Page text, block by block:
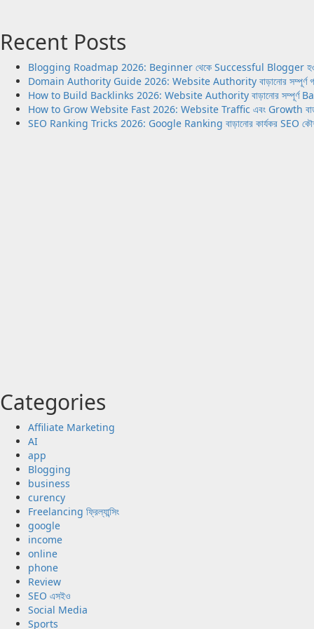
Recent Posts
Blogging Roadmap 2026: Beginner থেকে Successful Blogger হওয়ার
Domain Authority Guide 2026: Website Authority বাড়ানোর সম্পূর্ণ
How to Build Backlinks 2026: Website Authority বাড়ানোর সম্পূর্ণ
How to Grow Website Fast 2026: Website Traffic এবং Growth
SEO Ranking Tricks 2026: Google Ranking বাড়ানোর কার্যকর SEO
Categories
Affiliate Marketing
AI
app
Blogging
business
curency
Freelancing ফ্রিল্যান্সিং
google
income
online
phone
Review
SEO এসইও
Social Media
Sports